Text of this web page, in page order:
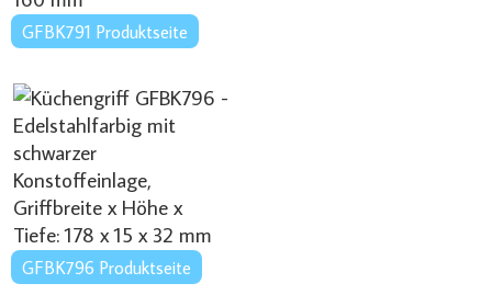
GFBK791 Produktseite
GFBK796 Produktseite